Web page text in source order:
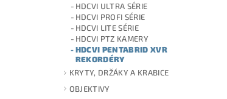
HDCVI ULTRA SÉRIE
HDCVI PROFI SÉRIE
HDCVI LITE SÉRIE
HDCVI PTZ KAMERY
HDCVI PENTABRID XVR
REKORDÉRY
KRYTY, DRŽÁKY A KRABICE
OBJEKTIVY